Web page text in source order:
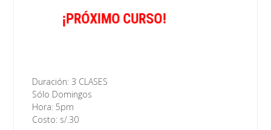
¡PRÓXIMO CURSO!
Duración: 3 CLASES
Sólo Domingos
Hora: 5pm
Costo: s/.30